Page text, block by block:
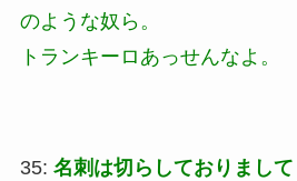
のような奴ら。
トランキーロあっせんなよ。
35: 名刺は切らしておりまして